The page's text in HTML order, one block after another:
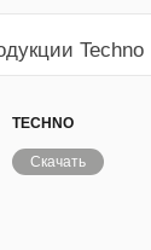
Techno
TECHNO
Скачать